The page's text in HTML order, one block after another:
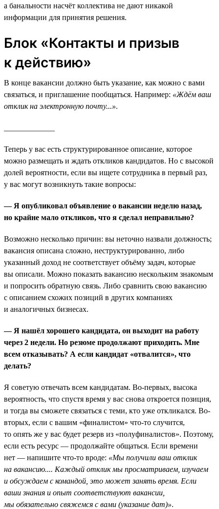
а банальности насчёт коллектива не дают никакой
информации для принятия решения.
Блок «Контакты и призыв
к действию»
В конце вакансии должно быть указание, как можно с вами
связаться, и приглашение пообщаться. Например: «Ждём ваш
отклик на электронную почту...».
Теперь у вас есть структурированное описание, которое
можно размещать и ждать откликов кандидатов. Но с высокой
долей вероятности, если вы ищете сотрудника в первый раз,
у вас могут возникнуть такие вопросы:
— Я опубликовал объявление о вакансии неделю назад,
но крайне мало откликов, что я сделал неправильно?
Возможно несколько причин: вы неточно назвали должность;
вакансия описана сложно, неструктурированно, либо
указанный доход не соответствует объёму задач, которые
вы описали. Можно показать вакансию нескольким знакомым
и попросить обратную связь. Либо сравнить свою вакансию
с описанием схожих позиций в других компаниях
и аналогичных бизнесах.
— Я нашёл хорошего кандидата, он выходит на работу
через 2 недели. Но резюме продолжают приходить. Мне
всем отказывать? А если кандидат «отвалится», что
делать?
Я советую отвечать всем кандидатам. Во-первых, высока
вероятность, что спустя время у вас снова откроется позиция,
и тогда вы сможете связаться с теми, кто уже откликался. Во-
вторых, если с вашим «финалистом» что-то случится,
то опять же у вас будет резерв из «полуфиналистов». Поэтому,
если есть ресурс — продолжайте общаться. Если времени
нет — напишите что-то вроде: «Мы получили ваш отклик
на вакансию.... Каждый отклик мы просматриваем, изучаем
и обсуждаем с командой, это может занять время. Если
ваши знания и опыт соответствуют вакансии,
мы обязательно свяжемся с вами (указание дат)».